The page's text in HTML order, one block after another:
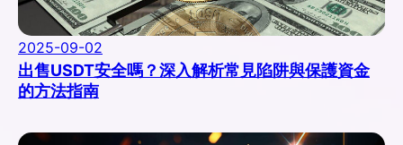
2025-09-02
出售USDT安全嗎？深入解析常見陷阱與保護資金
的方法指南